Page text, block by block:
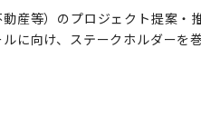
産等）のプロジェクト提案・
に向け、ステークホルダーを